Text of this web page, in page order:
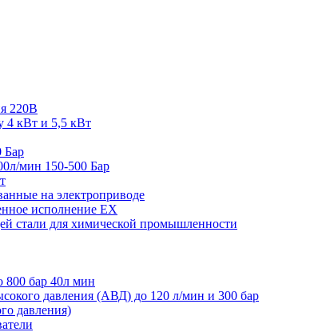
220В
4 кВт и 5,5 кВт
Бар
мин 150-500 Бар
на электроприводе
исполнение EX
стали для химической промышленности
800 бар 40л мин
давления (АВД) до 120 л/мин и 300 бар
давления)